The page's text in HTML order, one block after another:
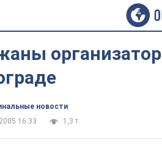
новости
16:33
1,3 т.